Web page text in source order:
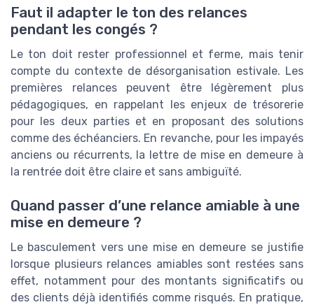
Faut il adapter le ton des relances
pendant les congés ?
Le ton doit rester professionnel et ferme, mais tenir
compte du contexte de désorganisation estivale. Les
premières relances peuvent être légèrement plus
pédagogiques, en rappelant les enjeux de trésorerie
pour les deux parties et en proposant des solutions
comme des échéanciers. En revanche, pour les impayés
anciens ou récurrents, la lettre de mise en demeure à
la rentrée doit être claire et sans ambiguïté.
Quand passer d’une relance amiable à une
mise en demeure ?
Le basculement vers une mise en demeure se justifie
lorsque plusieurs relances amiables sont restées sans
effet, notamment pour des montants significatifs ou
des clients déjà identifiés comme risqués. En pratique,